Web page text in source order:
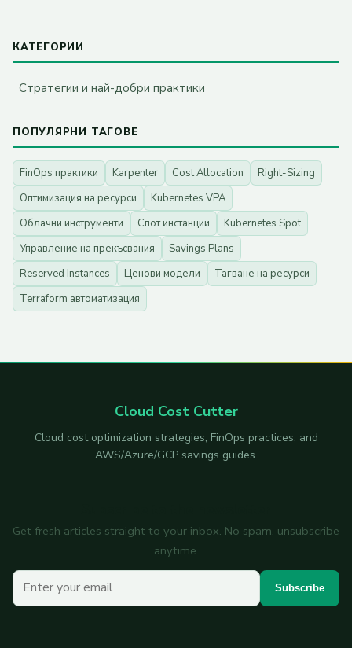
КАТЕГОРИИ
Стратегии и най-добри практики
ПОПУЛЯРНИ ТАГОВЕ
FinOps практики Karpenter Cost Allocation
Right-Sizing
Оптимизация на ресурси
Kubernetes VPA
Облачни инструменти
Спот инстанции
Kubernetes Spot
Управление на прекъсвания
Savings Plans
Reserved Instances
Ценови модели
Тагване на ресурси
Terraform автоматизация
Cloud Cost Cutter
Cloud cost optimization strategies, FinOps practices, and
AWS/Azure/GCP savings guides.
Get fresh articles straight to your inbox. No spam, unsubscribe
anytime.
Your email Subscribe